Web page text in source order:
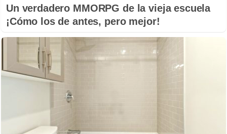
Un verdadero MMORPG de la vieja escuela
¡Cómo los de antes, pero mejor!